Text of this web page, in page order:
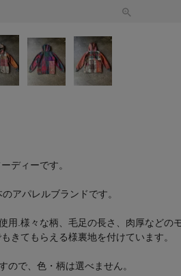
ディーです。
アパレルブランドです。
用.様々な柄、毛足の長さ、肉厚などの
きてもらえる様裏地を付けています。
ので、色・柄は選べません。